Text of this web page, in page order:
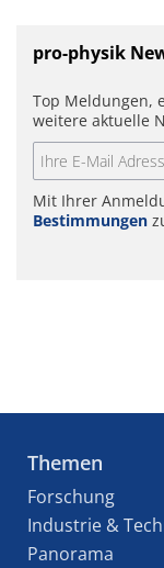
pro-physik
Top Meldungen,
weitere aktuelle
Mit Ihrer
Bestimmungen
Themen
Forschung
Industrie &
Panorama